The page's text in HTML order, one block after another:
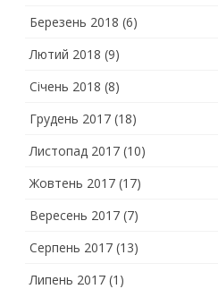
Березень 2018 (6)
Лютий 2018 (9)
Січень 2018 (8)
Грудень 2017 (18)
Листопад 2017 (10)
Жовтень 2017 (17)
Вересень 2017 (7)
Серпень 2017 (13)
Липень 2017 (1)